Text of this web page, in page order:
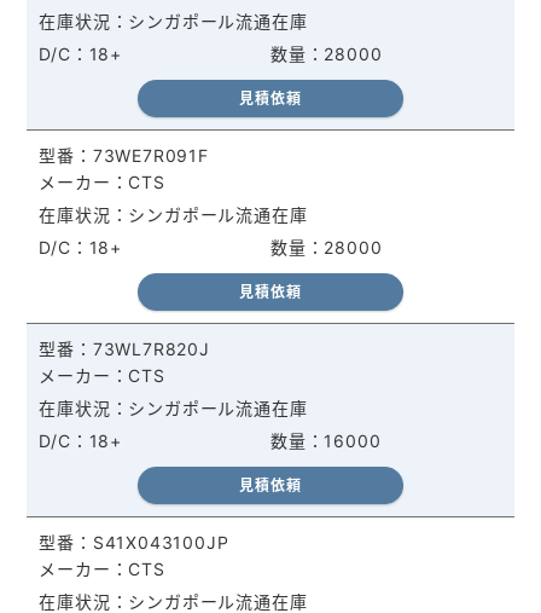
28000
シンガポール流通在庫
18+
見積依頼
73WE7R091F
CTS
28000
シンガポール流通在庫
18+
見積依頼
73WL7R820J
CTS
16000
シンガポール流通在庫
18+
見積依頼
S41X043100JP
CTS
シンガポール流通在庫